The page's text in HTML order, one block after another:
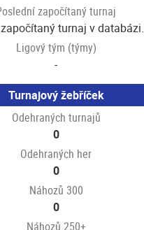
započítaný turnaj
turnaj v databázi.
Ligový tým (týmy)
-
Turnajový žebříček
Odehraných turnajů
0
Odehraných her
0
Náhozů 300
0
Náhozů 250+